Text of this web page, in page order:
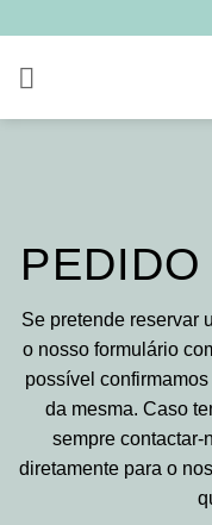
content
Se pretende reservar
o nosso formulário
possível
da mesma. Caso
sempre contactar-
diretamente para o